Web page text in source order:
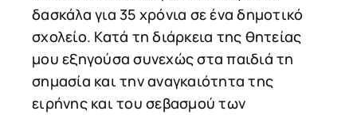
δασκάλα για 35 χρόνια σε ένα δημοτικό
σχολείο. Κατά τη διάρκεια της θητείας
μου εξηγούσα συνεχώς στα παιδιά τη
σημασία και την αναγκαιότητα της
ειρήνης και του σεβασμού των